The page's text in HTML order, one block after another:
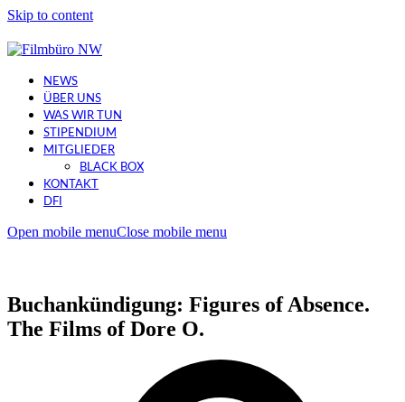
Skip to content
NEWS
ÜBER UNS
WAS WIR TUN
STIPENDIUM
MITGLIEDER
BLACK BOX
KONTAKT
DFI
Open mobile menuClose mobile menu
Buchankündigung: Figures of Absence.
The Films of Dore O.